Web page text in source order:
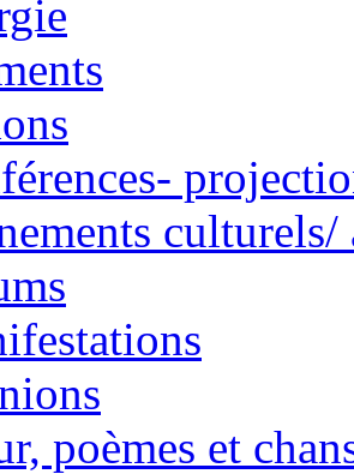
culturels/
poèmes et